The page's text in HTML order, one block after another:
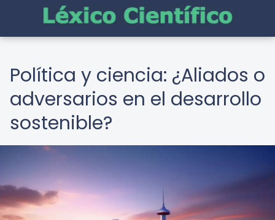
Política y ciencia: ¿Aliados o
adversarios en el desarrollo
sostenible?